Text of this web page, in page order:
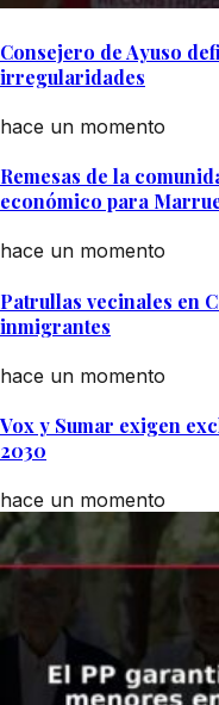
Consejero de Ayuso
irregularidades
hace un momento
Remesas de la
económico para
hace un momento
Patrullas vecinales en
inmigrantes
hace un momento
Vox y Sumar exigen
2030
hace un momento